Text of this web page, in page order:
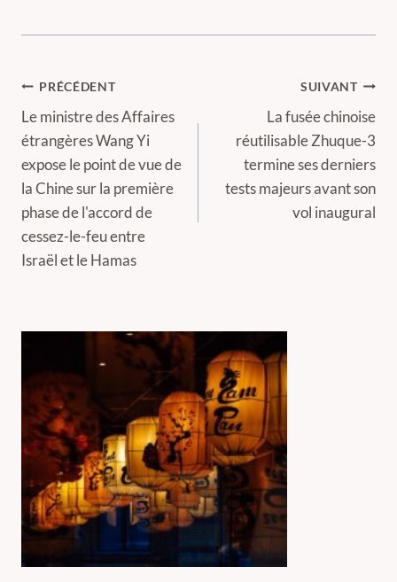
Navigation
de
l’article
PRÉCÉDENT
Le ministre des Affaires
étrangères Wang Yi
expose le point de vue de
la Chine sur la première
phase de l'accord de
cessez-le-feu entre
Israël et le Hamas
SUIVANT
La fusée chinoise
réutilisable Zhuque-3
termine ses derniers
tests majeurs avant son
vol inaugural